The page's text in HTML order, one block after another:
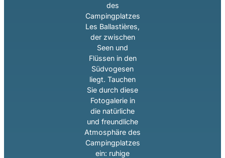
des
Campingplatzes
Les Ballastières,
der zwischen
Seen und
Flüssen in den
Südvogesen
liegt. Tauchen
Sie durch diese
Fotogalerie in
die natürliche
und freundliche
Atmosphäre des
Campingplatzes
ein: ruhige